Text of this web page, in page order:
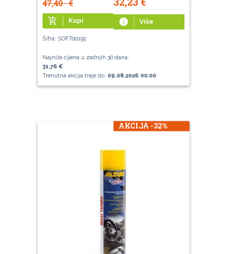
47,40€
add_shopping_cart Kupi info Više
Šifra: SOFT00192
Najniža cijena u zadnjih 30 dana:
31,76 €
Trenutna akcija traje do: 09.08.2026 00:00
AKCIJA -32%